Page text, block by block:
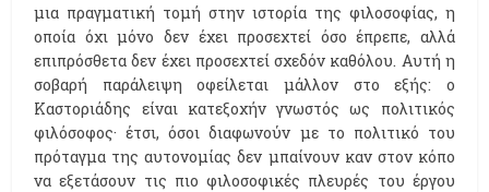
μια πραγματική τομή στην ιστορία της φιλοσοφίας, η
οποία όχι μόνο δεν έχει προσεχτεί όσο έπρεπε, αλλά
επιπρόσθετα δεν έχει προσεχτεί σχεδόν καθόλου. Αυτή η
σοβαρή παράλειψη οφείλεται μάλλον στο εξής: ο
Καστοριάδης είναι κατεξοχήν γνωστός ως πολιτικός
φιλόσοφος· έτσι, όσοι διαφωνούν με το πολιτικό του
πρόταγμα της αυτονομίας δεν μπαίνουν καν στον κόπο
να εξετάσουν τις πιο φιλοσοφικές πλευρές του έργου